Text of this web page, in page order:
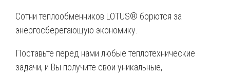
Сотни теплообменников LOTUS® борются за
энергосберегающую экономику.
Поставьте перед нами любые теплотехнические
задачи, и Вы получите свои уникальные,